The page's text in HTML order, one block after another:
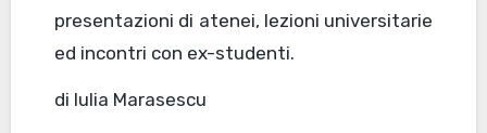
presentazioni di atenei, lezioni universitarie
ed incontri con ex-studenti.
di Iulia Marasescu